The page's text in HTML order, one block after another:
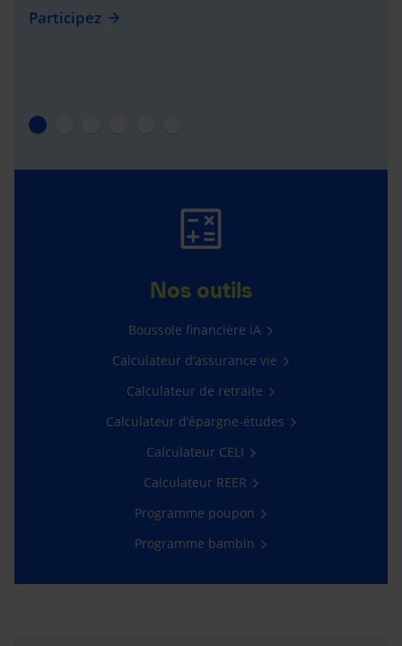
Participez
Nos outils
Boussole financière iA
Calculateur d’assurance vie
Calculateur de retraite
Calculateur d’épargne-études
Calculateur CELI
Calculateur REER
Programme poupon
Programme bambin